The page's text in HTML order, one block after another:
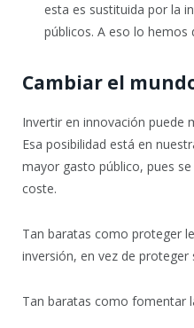
esta es sustituida por la
públicos. A eso lo hemos
Cambiar el
Invertir en innovación puede
Esa posibilidad está en
mayor gasto público, pues
coste.
Tan baratas como proteger
inversión, en vez de
Tan baratas como fomentar